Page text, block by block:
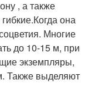
, а также
она
Многие
до 10-15 м, при
экземпляры,
Также выделяют